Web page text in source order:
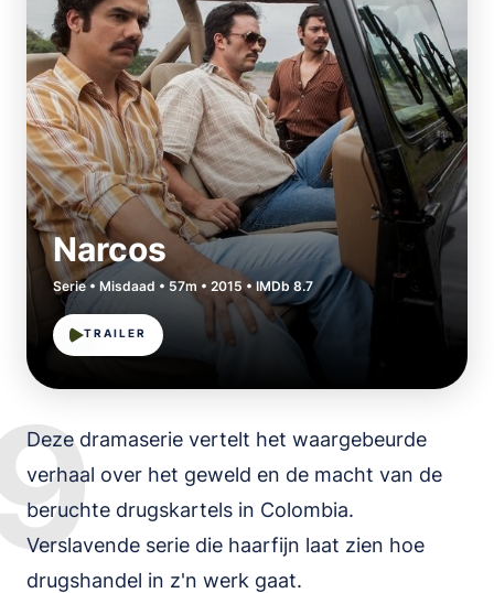
Narcos
Serie • Misdaad • 57m • 2015 • IMDb 8.7
TRAILER
Deze dramaserie vertelt het waargebeurde
verhaal over het geweld en de macht van de
beruchte drugskartels in Colombia.
Verslavende serie die haarfijn laat zien hoe
drugshandel in z'n werk gaat.